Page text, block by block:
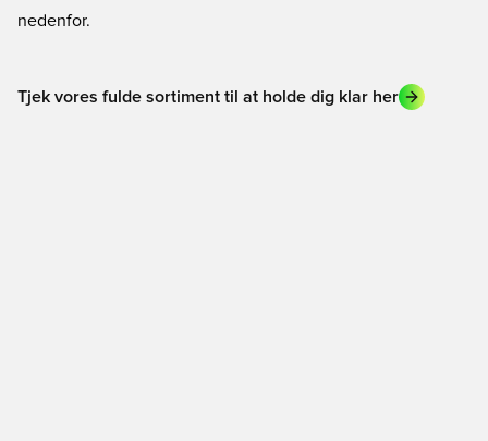
nedenfor.
Tjek vores fulde sortiment til at holde dig klar her